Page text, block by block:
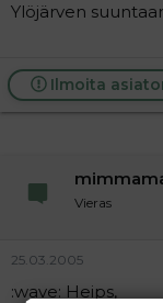
Ylöjärven
Ilmoita
Vieras
25.03.2005
:wave: Heips,